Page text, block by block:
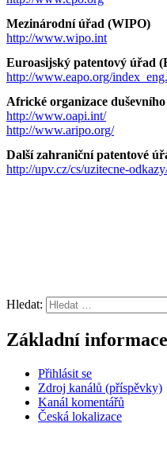
Mezinárodní úřad (WIPO)
http://www.wipo.int
Euroasijský patentový úřad
http://www.eapo.org/
Africké organizace
http://www.oapi.int/
http://www.aripo.org/
Další zahraniční patentové
http://upv.cz/cs/uzitecne-
Hledat:
Základní informace
Přihlásit se
Zdroj kanálů (příspěvky)
Kanál komentářů
Česká lokalizace